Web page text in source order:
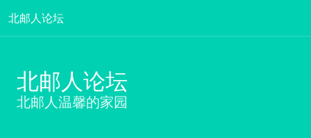
北邮人论坛
北邮人论坛
北邮人温馨的家园